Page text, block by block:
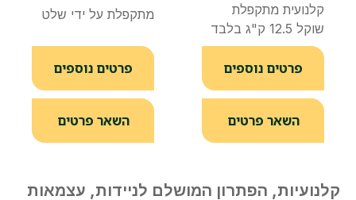
קלנועית מתקפלת
שוקל 12.5 ק"ג בלבד
פרטים נוספים
השאר פרטים
מתקפלת על ידי שלט
פרטים נוספים
השאר פרטים
קלנועיות, הפתרון המושלם לניידות, עצמאות